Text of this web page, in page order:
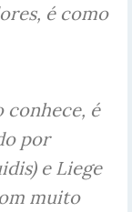
é como
conhece, é
por
e Liege
muito